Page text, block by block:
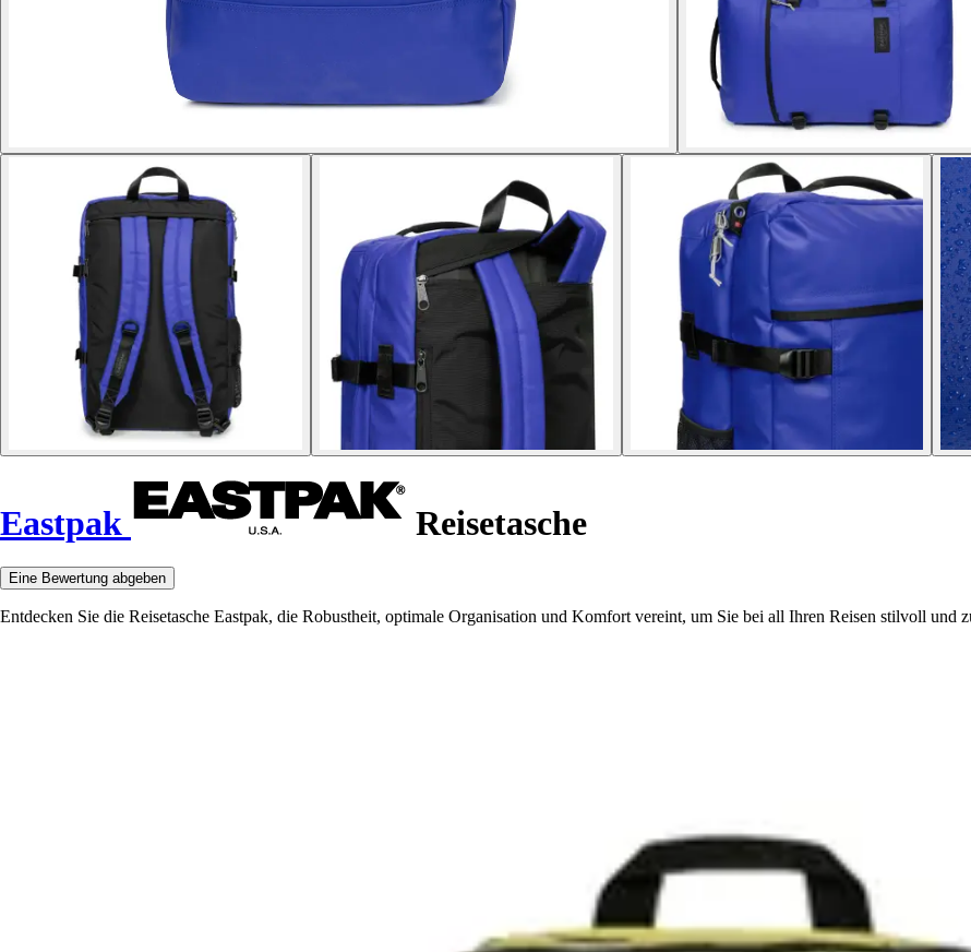
Eastpak Reisetasche
Eine Bewertung abgeben
Entdecken Sie die Reisetasche Eastpak, die Robustheit, optimale Organisation und Komfort vereint, um Sie bei all Ihren Reisen stilvoll und